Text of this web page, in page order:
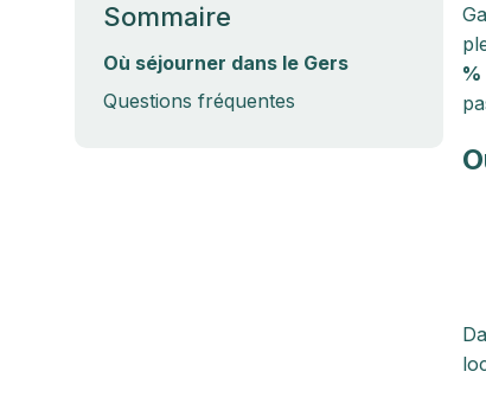
Sommaire
Où séjourner dans le Gers
Questions fréquentes
%